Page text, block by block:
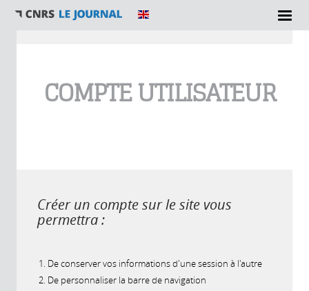
COMPTE UTILISATEUR
Créer un compte sur le site vous
permettra :
De conserver vos informations d'une session à l'autre
De personnaliser la barre de navigation